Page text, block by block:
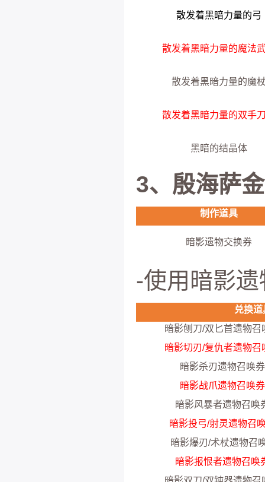
散发着黑暗力量的弓
散发着黑暗力量的魔法
散发着黑暗力量的魔
散发着黑暗力量的双手
黑暗的结晶体
3、殷海萨
制作道具
暗影遗物交换券
-使用暗影
兑换道
暗影刨刀/双匕首遗物
暗影切刃/复仇者遗物
暗影杀刃遗物召唤
暗影战爪遗物召唤
暗影风暴者遗物召唤
暗影投弓/射灵遗物召
暗影爆刃/术杖遗物召
暗影报恨者遗物召唤